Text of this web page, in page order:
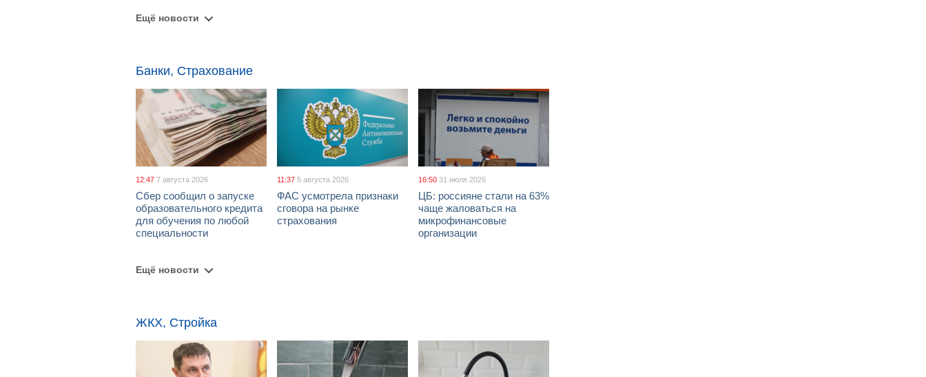
Ещё новости
Банки, Страхование
12:47 7 августа 2026
Сбер сообщил о запуске
образовательного кредита
для обучения по любой
специальности
11:37 5 августа 2026
ФАС усмотрела признаки
сговора на рынке
страхования
16:50 31 июля 2026
ЦБ: россияне стали на 63%
чаще жаловаться на
микрофинансовые
организации
Ещё новости
ЖКХ, Стройка